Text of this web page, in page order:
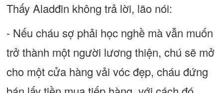
Thấy Aladđin không trả lời, lão nói:
- Nếu cháu sợ phải học nghề mà vẫn muốn
trở thành một người lương thiện, chú sẽ mở
cho một cửa hàng vải vóc đẹp, cháu đứng